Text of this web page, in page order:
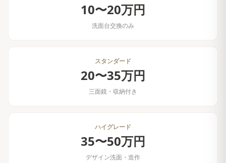
10〜20万円
洗面台交換のみ
スタンダード
20〜35万円
三面鏡・収納付き
ハイグレード
35〜50万円
デザイン洗面・造作